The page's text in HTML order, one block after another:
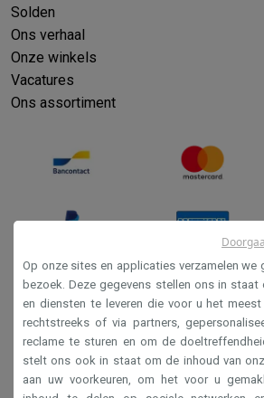
Solden
Ons verhaal
Onze winkels
Vacatures
Ons assortiment
Privacy
Disclaimer
Op onze sites en applicaties verzamelen we
bezoek. Deze gegevens stellen ons in staat
en diensten te leveren die voor u het
rechtstreeks of via partners,
reclame te sturen en om de
stelt ons ook in staat om de inhoud van
aan uw voorkeuren, om het voor u